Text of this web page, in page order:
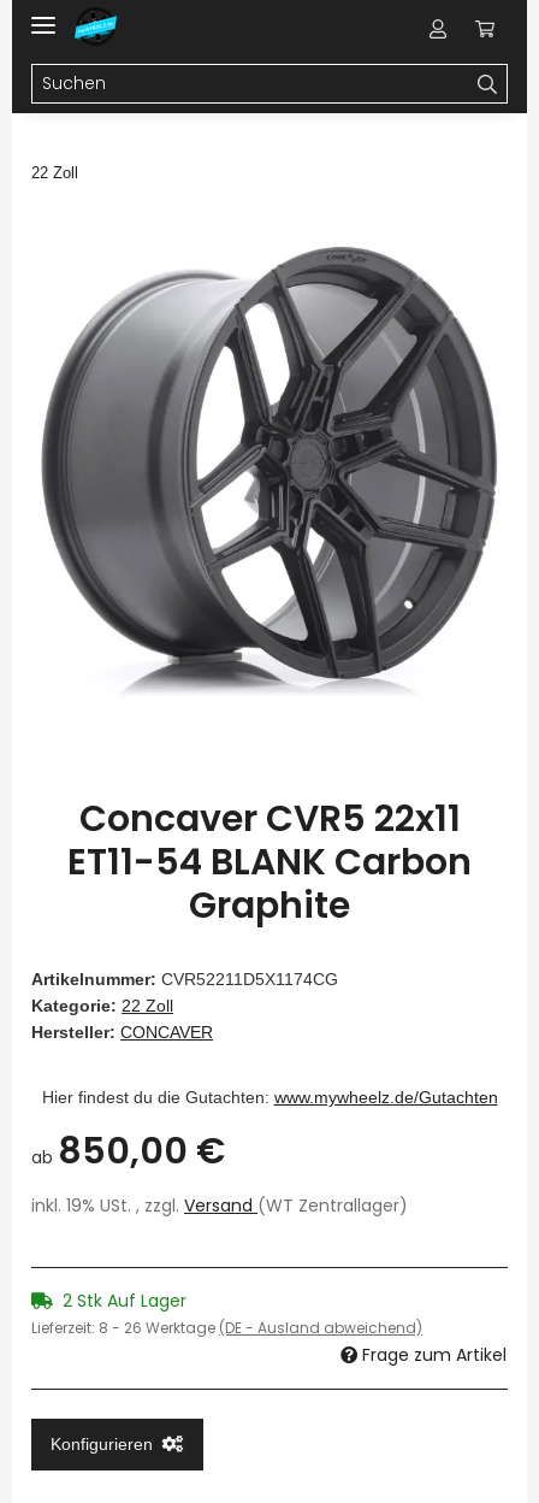
22 Zoll
Concaver CVR5 22x11
ET11-54 BLANK Carbon
Graphite
Artikelnummer: CVR52211D5X1174CG
Kategorie: 22 Zoll
Hersteller: CONCAVER
Hier findest du die Gutachten: www.mywheelz.de/Gutachten
ab 850,00 €
inkl. 19% USt. , zzgl. Versand (WT Zentrallager)
2 Stk Auf Lager
Lieferzeit: 8 - 26 Werktage (DE - Ausland abweichend)
Frage zum Artikel
Konfigurieren